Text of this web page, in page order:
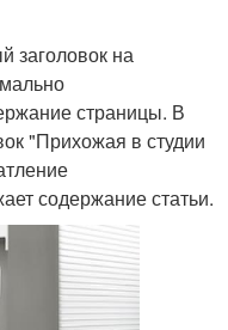
заголовок на
страницы. В
"Прихожая в студии
содержание статьи.